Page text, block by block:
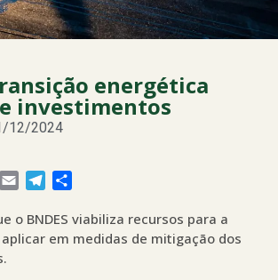
energética
investimentos
12/2024
Twitter
Email Telegram
o BNDES viabiliza recursos para a
em medidas de mitigação dos